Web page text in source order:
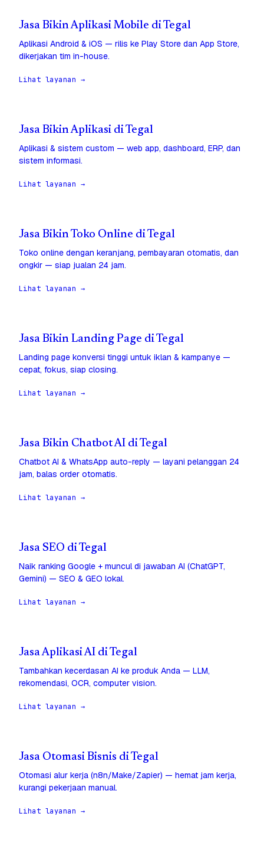
Jasa Bikin Aplikasi Mobile di Tegal
Aplikasi Android & iOS — rilis ke Play Store dan App Store,
dikerjakan tim in-house.
Lihat layanan →
Jasa Bikin Aplikasi di Tegal
Aplikasi & sistem custom — web app, dashboard, ERP, dan
sistem informasi.
Lihat layanan →
Jasa Bikin Toko Online di Tegal
Toko online dengan keranjang, pembayaran otomatis, dan
ongkir — siap jualan 24 jam.
Lihat layanan →
Jasa Bikin Landing Page di Tegal
Landing page konversi tinggi untuk iklan & kampanye —
cepat, fokus, siap closing.
Lihat layanan →
Jasa Bikin Chatbot AI di Tegal
Chatbot AI & WhatsApp auto-reply — layani pelanggan 24
jam, balas order otomatis.
Lihat layanan →
Jasa SEO di Tegal
Naik ranking Google + muncul di jawaban AI (ChatGPT,
Gemini) — SEO & GEO lokal.
Lihat layanan →
Jasa Aplikasi AI di Tegal
Tambahkan kecerdasan AI ke produk Anda — LLM,
rekomendasi, OCR, computer vision.
Lihat layanan →
Jasa Otomasi Bisnis di Tegal
Otomasi alur kerja (n8n/Make/Zapier) — hemat jam kerja,
kurangi pekerjaan manual.
Lihat layanan →